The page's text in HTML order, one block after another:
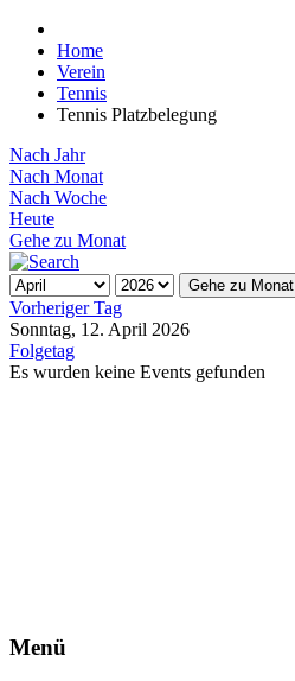
Home
Verein
Tennis
Tennis Platzbelegung
Nach Jahr
Nach Monat
Nach Woche
Heute
Gehe zu Monat
Gehe zu Monat
Vorheriger Tag
Sonntag, 12. April 2026
Folgetag
Es wurden keine Events gefunden
Menü